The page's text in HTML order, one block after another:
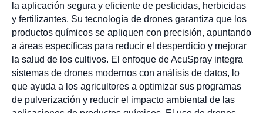
la aplicación segura y eficiente de pesticidas, herbicidas
y fertilizantes. Su tecnología de drones garantiza que los
productos químicos se apliquen con precisión, apuntando
a áreas específicas para reducir el desperdicio y mejorar
la salud de los cultivos. El enfoque de AcuSpray integra
sistemas de drones modernos con análisis de datos, lo
que ayuda a los agricultores a optimizar sus programas
de pulverización y reducir el impacto ambiental de las